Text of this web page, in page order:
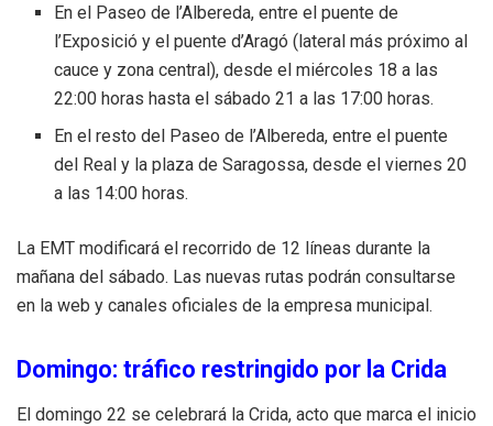
En el Paseo de l’Albereda, entre el puente de
l’Exposició y el puente d’Aragó (lateral más próximo al
cauce y zona central), desde el miércoles 18 a las
22:00 horas hasta el sábado 21 a las 17:00 horas.
En el resto del Paseo de l’Albereda, entre el puente
del Real y la plaza de Saragossa, desde el viernes 20
a las 14:00 horas.
La EMT modificará el recorrido de 12 líneas durante la
mañana del sábado. Las nuevas rutas podrán consultarse
en la web y canales oficiales de la empresa municipal.
Domingo: tráfico restringido por la Crida
El domingo 22 se celebrará la Crida, acto que marca el inicio